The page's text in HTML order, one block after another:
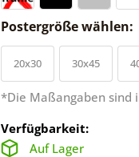
Postergröße wählen:
20x30 30x45
*Die Maßangaben sind
Verfügbarkeit:
Auf Lager